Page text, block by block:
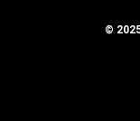
©